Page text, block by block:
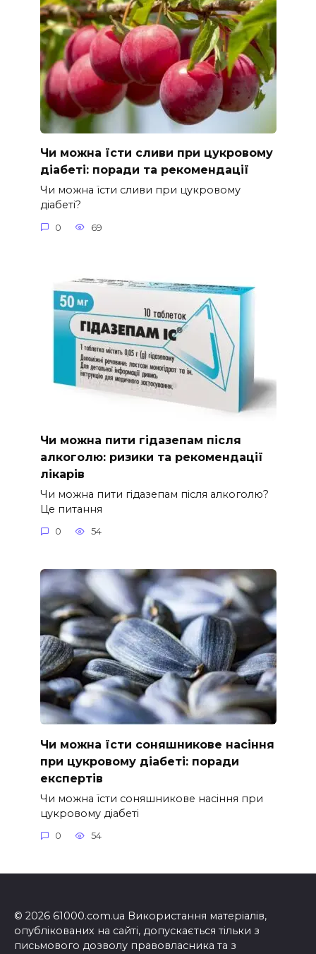
Чи можна їсти сливи при цукровому
діабеті: поради та рекомендації
Чи можна їсти сливи при цукровому
діабеті?
0 69
Чи можна пити гідазепам після
алкоголю: ризики та рекомендації
лікарів
Чи можна пити гідазепам після алкоголю?
Це питання
0 54
Чи можна їсти соняшникове насіння
при цукровому діабеті: поради
експертів
Чи можна їсти соняшникове насіння при
цукровому діабеті
0 54
© 2026 61000.com.ua Використання матеріалів,
опублікованих на сайті, допускається тільки з
письмового дозволу правовласника та з